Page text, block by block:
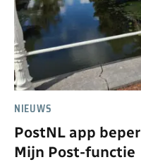
NIEUWS
PostNL app
Mijn Post-functie